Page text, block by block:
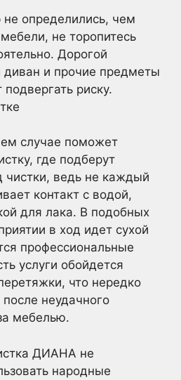
определились, чем
не торопитесь
Дорогой
диван и прочие предметы
подвергать риску.
случае поможет
где подберут
ведь не каждый
контакт с водой,
для лака. В подобных
в ход идет сухой
профессиональные
услуги обойдется
что нередко
неудачного
мебелью.
ДИАНА не
народные